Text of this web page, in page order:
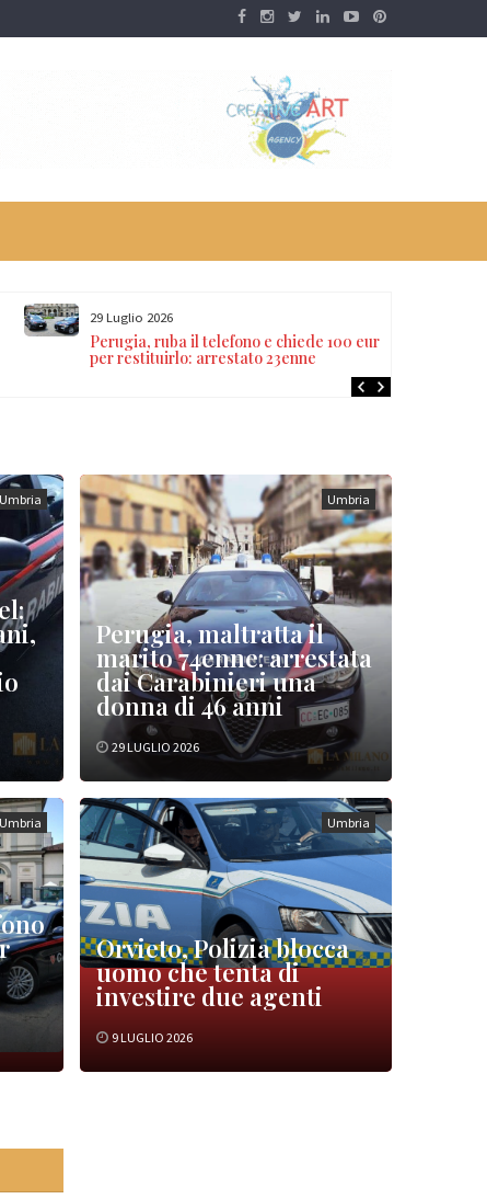
29 Luglio 2026
Perugia, ruba il telefono e chiede 100 euro
per restituirlo: arrestato 23enne
Umbria Umbria
Perugia, maltratta il
marito 74enne: arrestata
dai Carabinieri una
donna di 46 anni
29 LUGLIO 2026
Umbria Umbria
Orvieto, Polizia blocca
uomo che tenta di
investire due agenti
9 LUGLIO 2026